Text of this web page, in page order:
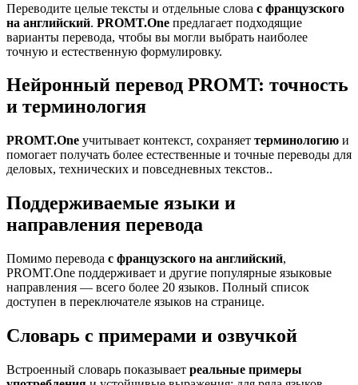
Переводите целые тексты и отдельные слова с французского
на английский. PROMT.One предлагает подходящие
варианты перевода, чтобы вы могли выбрать наиболее
точную и естественную формулировку.
Нейронный перевод PROMT: точность
и терминология
PROMT.One учитывает контекст, сохраняет терминологию и
помогает получать более естественные и точные переводы для
деловых, технических и повседневных текстов..
Поддерживаемые языки и
направления перевода
Помимо перевода с французского на английский,
PROMT.One поддерживает и другие популярные языковые
направления — всего более 20 языков. Полный список
доступен в переключателе языков на странице.
Словарь с примерами и озвучкой
Встроенный словарь показывает реальные примеры